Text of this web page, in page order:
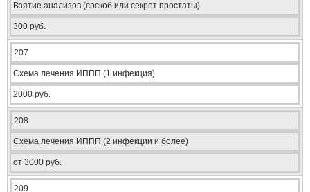
Взятие анализов (соскоб или секрет простаты)
300 руб.
207
Схема лечения ИППП (1 инфекция)
2000 руб.
208
Схема лечения ИППП (2 инфекции и более)
от 3000 руб.
209